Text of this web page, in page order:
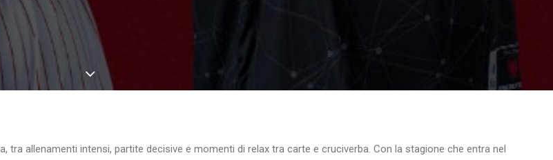
allenamenti intensi, partite decisive e momenti di relax tra carte e cruciverba. Con la stagione che entra nel